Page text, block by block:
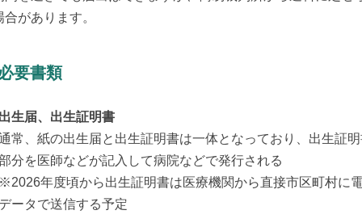
合があります。
要書類
生届、出生証明書
常、紙の出生届と出生証明書は一体となっており、出生証
分を医師などが記入して病院などで発行される
年度頃から出生証明書は医療機関から直接市区町村に
ータで送信する予定